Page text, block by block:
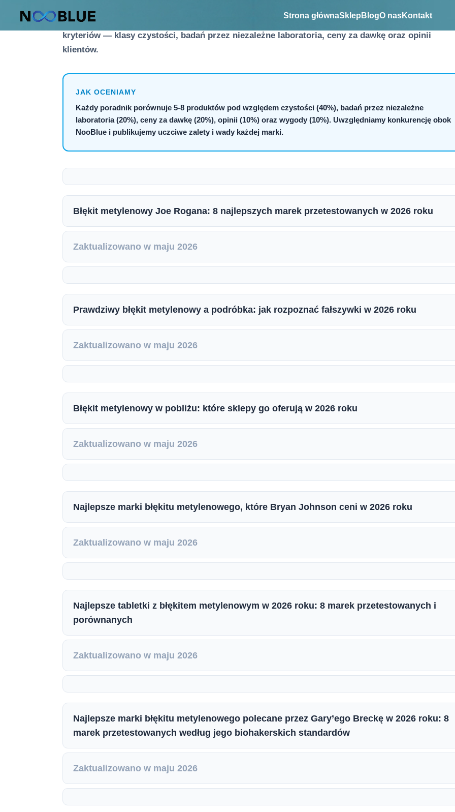
Strona głównaSklep BlogO nasKontakt
klasyfikujemy najlepsze suplementy w każdej kategorii. Testujemy produkty według
kryteriów — klasy czystości, badań przez niezależne laboratoria, ceny za dawkę oraz opinii
klientów.
JAK OCENIAMY
Każdy poradnik porównuje 5-8 produktów pod względem czystości (40%), badań przez niezależne
laboratoria (20%), ceny za dawkę (20%), opinii (10%) oraz wygody (10%). Uwzględniamy konkurencję obok
NooBlue i publikujemy uczciwe zalety i wady każdej marki.
Błękit metylenowy Joe Rogana: 8 najlepszych marek przetestowanych w 2026 roku
Zaktualizowano w maju 2026
Prawdziwy błękit metylenowy a podróbka: jak rozpoznać fałszywki w 2026 roku
Zaktualizowano w maju 2026
Błękit metylenowy w pobliżu: które sklepy go oferują w 2026 roku
Zaktualizowano w maju 2026
Najlepsze marki błękitu metylenowego, które Bryan Johnson ceni w 2026 roku
Zaktualizowano w maju 2026
Najlepsze tabletki z błękitem metylenowym w 2026 roku: 8 marek przetestowanych i
porównanych
Zaktualizowano w maju 2026
Najlepsze marki błękitu metylenowego polecane przez Gary’ego Breckę w 2026 roku: 8
marek przetestowanych według jego biohakerskich standardów
Zaktualizowano w maju 2026